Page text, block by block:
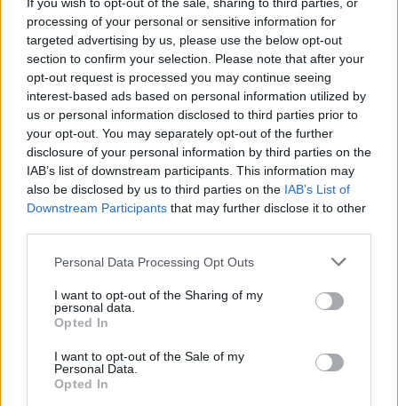
processing of your personal or sensitive information for
targeted advertising by us, please use the below opt-out
section to confirm your selection. Please note that after your
opt-out request is processed you may continue seeing
interest-based ads based on personal information utilized by
us or personal information disclosed to third parties prior to
your opt-out. You may separately opt-out of the further
disclosure of your personal information by third parties on the
IAB’s list of downstream participants. This information may
also be disclosed by us to third parties on the IAB’s List of
Downstream Participants that may further disclose it to other
Personal Data Processing Opt Outs
I want to opt-out of the Sharing of my
personal data.
Opted In
I want to opt-out of the Sale of my
Personal Data.
Opted In
„Manau, kad ten galima pritraukti ne mažiau
2-3 mln. litų, o gal ir 5 mln. litų, jeigu
suteiktume šiam objektui daugiau kaip 10
metų naudojimos galimybę“, - teigė meras.
Pernai metų spalį miesto tarybos
pageidavimas, kad pavadinimas, kurį vėliau
lietuviškas. Taip pat numatyta galimybė
pavadinimą įsigyti 10 metų laikotarpiui.
„Aš manau, kad tos gautos investicijos, jeigu